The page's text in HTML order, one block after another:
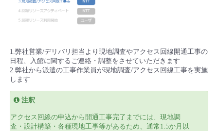
1.弊社営業/デリバリ担当より現地調査やアクセス回線開通工事の
日程、入館に関するご連絡・調整をさせていただきます
2.弊社から派遣の工事作業員が現地調査/アクセス回線工事を実施
します
注釈
アクセス回線の申込から開通工事完了までには、現地調
査・設計構築・各種現地工事等があるため、通常1.5か月以